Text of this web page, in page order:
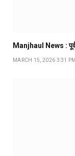
Manjhaul News :
MARCH 15, 2026 3:31 PM